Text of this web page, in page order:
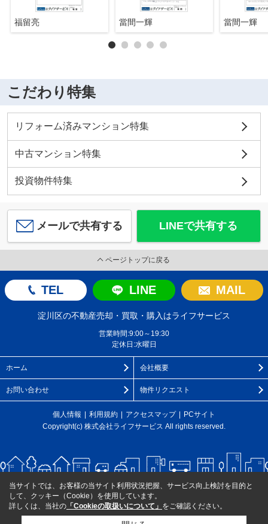
福留亮 當間一輝 當間一輝
こだわり特集
リフォーム済みマンション特集
中古マンション特集
投資物件特集
メールで共有する LINEで共有する
ページトップに戻る
TEL LINE MAIL
淀川区の不動産売却・買取・購入はライフサービス
営業時間:9:00～19:30
定休日:水曜日
ホーム 会社概要
お問い合わせ 物件リクエスト
個人情報 利用規約 アクセスマップ
PCサイト
Copyright(c) 株式会社ライフサービス All rights reserved.
当サイトでは、お客様の当サイト利用状況把握、サービス向上検討を目的と
して、クッキー（Cookie）を使用しています。
詳しくは、当社の 「Cookieの取扱いについて」 をご確認ください。